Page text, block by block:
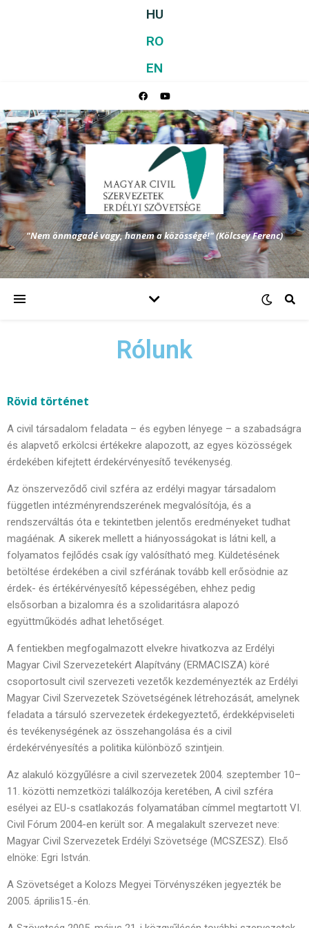
HU
RO
EN
"Nem önmagadé vagy, hanem a közösségé!" (Kölcsey Ferenc)
Rólunk
Rövid történet
A civil társadalom feladata – és egyben lényege – a szabadságra
és alapvető erkölcsi értékekre alapozott, az egyes közösségek
érdekében kifejtett érdekérvényesítő tevékenység.
Az önszerveződő civil szféra az erdélyi magyar társadalom
független intézményrendszerének megvalósítója, és a
rendszerváltás óta e tekintetben jelentős eredményeket tudhat
magáénak. A sikerek mellett a hiányosságokat is látni kell, a
folyamatos fejlődés csak így valósítható meg. Küldetésének
betöltése érdekében a civil szférának tovább kell erősödnie az
érdek- és értékérvényesítő képességében, ehhez pedig
elsősorban a bizalomra és a szolidaritásra alapozó
együttműködés adhat lehetőséget.
A fentiekben megfogalmazott elvekre hivatkozva az Erdélyi
Magyar Civil Szervezetekért Alapítvány (ERMACISZA) köré
csoportosult civil szervezeti vezetők kezdeményezték az Erdélyi
Magyar Civil Szervezetek Szövetségének létrehozását, amelynek
feladata a társuló szervezetek érdekegyeztető, érdekképviseleti
és tevékenységének az összehangolása és a civil
érdekérvényesítés a politika különböző szintjein.
Az alakuló közgyűlésre a civil szervezetek 2004. szeptember 10–
11. közötti nemzetközi találkozója keretében, A civil szféra
esélyei az EU-s csatlakozás folyamatában címmel megtartott VI.
Civil Fórum 2004-en került sor. A megalakult szervezet neve:
Magyar Civil Szervezetek Erdélyi Szövetsége (MCSZESZ). Első
elnöke: Egri István.
A Szövetséget a Kolozs Megyei Törvényszéken jegyezték be
2005. április15.-én.